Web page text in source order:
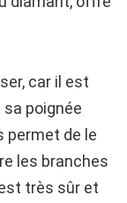
car il est
sa poignée
permet de le
les branches
très sûr et